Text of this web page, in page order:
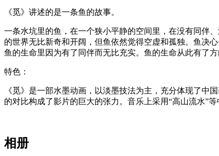
《觅》讲述的是一条鱼的故事。
一条水坑里的鱼，在一个狭小平静的空间里，在没有同伴
的世界无比新奇和开阔，但鱼依然觉得空虚和孤独。鱼决
鱼的生命里因为有了同伴而无比充实。鱼的生命从此有了
特色：
《觅》是一部水墨动画，以淡墨技法为主，充分体现了中
的对比构成了影片的巨大的张力。音乐上采用“高山流水”
相册